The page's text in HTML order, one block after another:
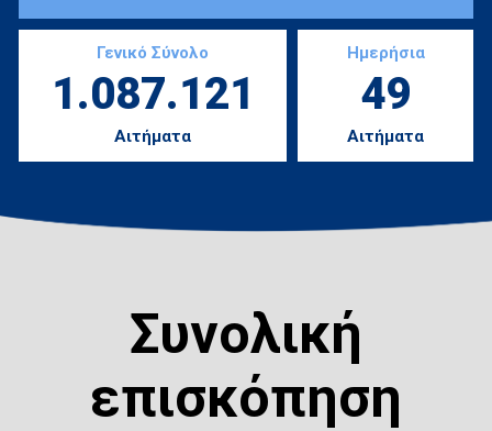
Γενικό Σύνολο
1.087.121
Αιτήματα
Ημερήσια
49
Αιτήματα
Συνολική
επισκόπηση